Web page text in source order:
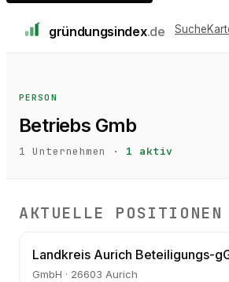
gründungsindex.de Suche
PERSON
Betriebs Gmb
1 Unternehmen · 1 aktiv
AKTUELLE
Landkreis Aurich Beteiligungs-
GmbH · 26603 Aurich